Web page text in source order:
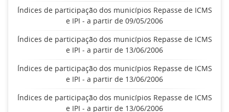
Índices de participação dos municípios Repasse de ICMS
e IPI - a partir de 09/05/2006
Índices de participação dos municípios Repasse de ICMS
e IPI - a partir de 13/06/2006
Índices de participação dos municípios Repasse de ICMS
e IPI - a partir de 13/06/2006
Índices de participação dos municípios Repasse de ICMS
e IPI - a partir de 13/06/2006